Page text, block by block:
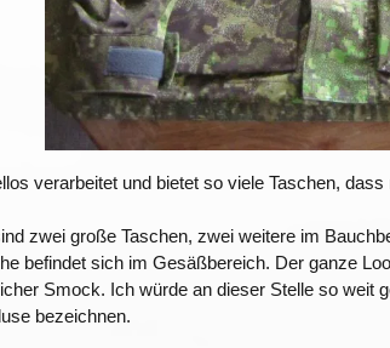
verarbeitet und bietet so viele Taschen,
zwei große Taschen, zwei weitere im
befindet sich im Gesäßbereich. Der ganze
Smock. Ich würde an dieser Stelle so weit
bezeichnen.